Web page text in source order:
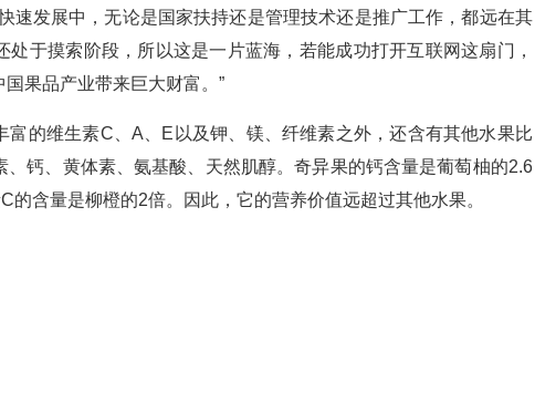
速发展中，无论是国家扶持还是管理技术还是推广工作，都远在其
于摸索阶段，所以这是一片蓝海，若能成功打开互联网这扇门，
果品产业带来巨大财富。”
富的维生素C、A、E以及钾、镁、纤维素之外，还含有其他水果比
钙、黄体素、氨基酸、天然肌醇。奇异果的钙含量是葡萄柚的2.6
含量是柳橙的2倍。因此，它的营养价值远超过其他水果。